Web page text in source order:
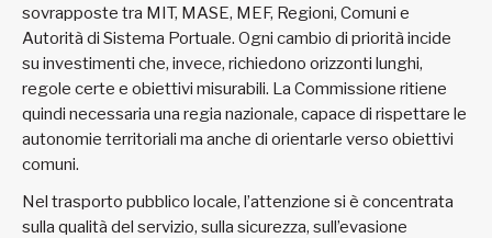
sovrapposte tra MIT, MASE, MEF, Regioni, Comuni e
Autorità di Sistema Portuale. Ogni cambio di priorità incide
su investimenti che, invece, richiedono orizzonti lunghi,
regole certe e obiettivi misurabili. La Commissione ritiene
quindi necessaria una regia nazionale, capace di rispettare le
autonomie territoriali ma anche di orientarle verso obiettivi
comuni.
Nel trasporto pubblico locale, l’attenzione si è concentrata
sulla qualità del servizio, sulla sicurezza, sull’evasione